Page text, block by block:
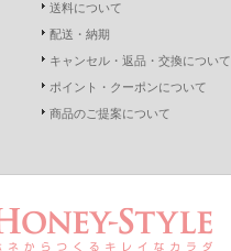
送料について
配送・納期
キャンセル・返品・交換について
ポイント・クーポンについて
商品のご提案について